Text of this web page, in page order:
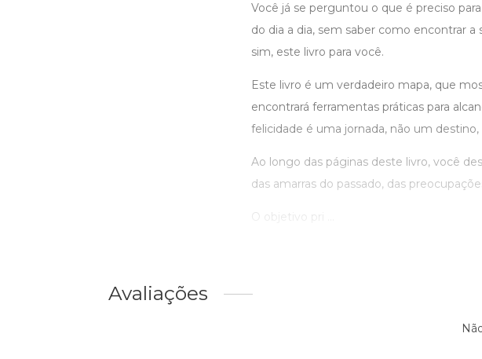
Você já se perguntou o que é preciso
do dia a dia, sem saber como encontrar a
sim, este livro para você.
Este livro é um verdadeiro mapa, que
encontrará ferramentas práticas para
felicidade é uma jornada, não um
Ao longo das páginas deste livro, você
das amarras do passado, das
O objetivo pri ...
Avaliações